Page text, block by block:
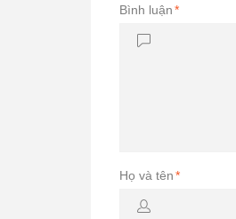
Bình luận*
Họ và tên*